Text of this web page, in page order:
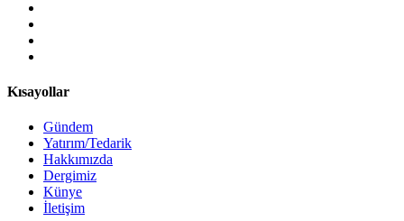
Kısayollar
Gündem
Yatırım/Tedarik
Hakkımızda
Dergimiz
Künye
İletişim